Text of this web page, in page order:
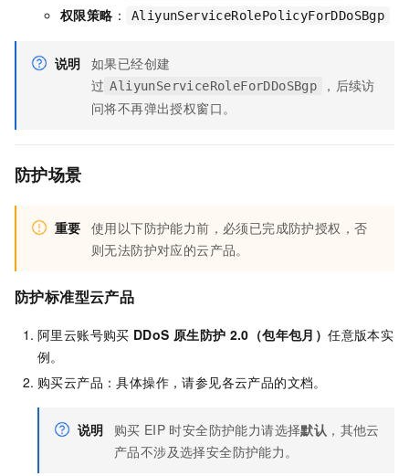
权限策略 ： AliyunServiceRolePolicyForDDoSBgp
说明 如果已经创建
过 AliyunServiceRoleForDDoSBgp
，后续访
问将不再弹出授权窗口。
防护场景
重要 使用以下防护能力前，必须已完成防护授权，否
则无法防护对应的云产品。
防护标准型云产品
阿里云账号购买 DDoS 原生防护 2.0（包年包月）任意版本实
例。
购买云产品：具体操作，请参见各云产品的文档。
说明 购买 EIP 时安全防护能力请选择默认 ，其他云
产品不涉及选择安全防护能力。